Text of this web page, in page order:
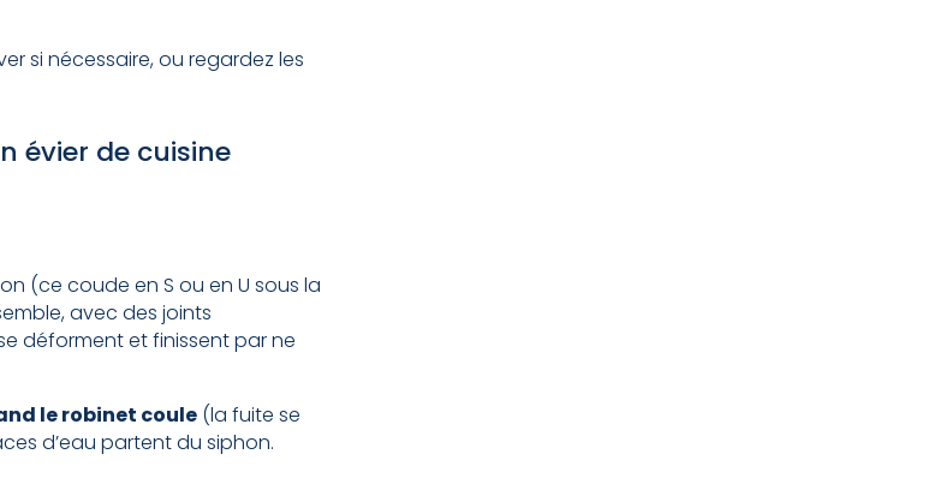
si nécessaire, ou regardez les
évier de cuisine
(ce coude en S ou en U sous la
avec des joints
déforment et finissent par ne
le robinet coule (la fuite se
d’eau partent du siphon.